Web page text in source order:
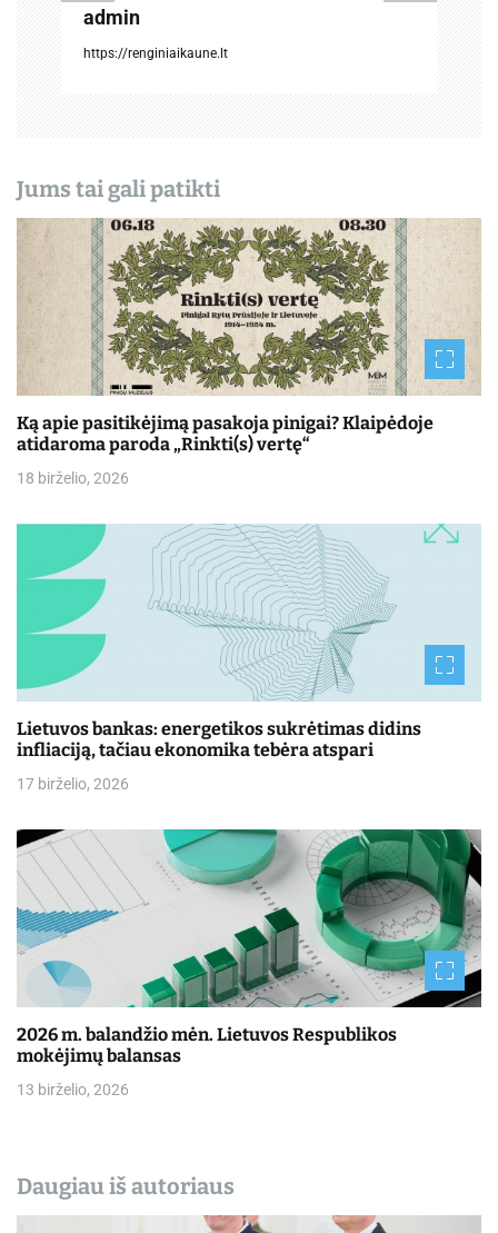
admin
https://renginiaikaune.lt
Jums tai gali patikti
Ką apie pasitikėjimą pasakoja pinigai? Klaipėdoje
atidaroma paroda „Rinkti(s) vertę“
18 birželio, 2026
Lietuvos bankas: energetikos sukrėtimas didins
infliaciją, tačiau ekonomika tebėra atspari
17 birželio, 2026
2026 m. balandžio mėn. Lietuvos Respublikos
mokėjimų balansas
13 birželio, 2026
Daugiau iš autoriaus